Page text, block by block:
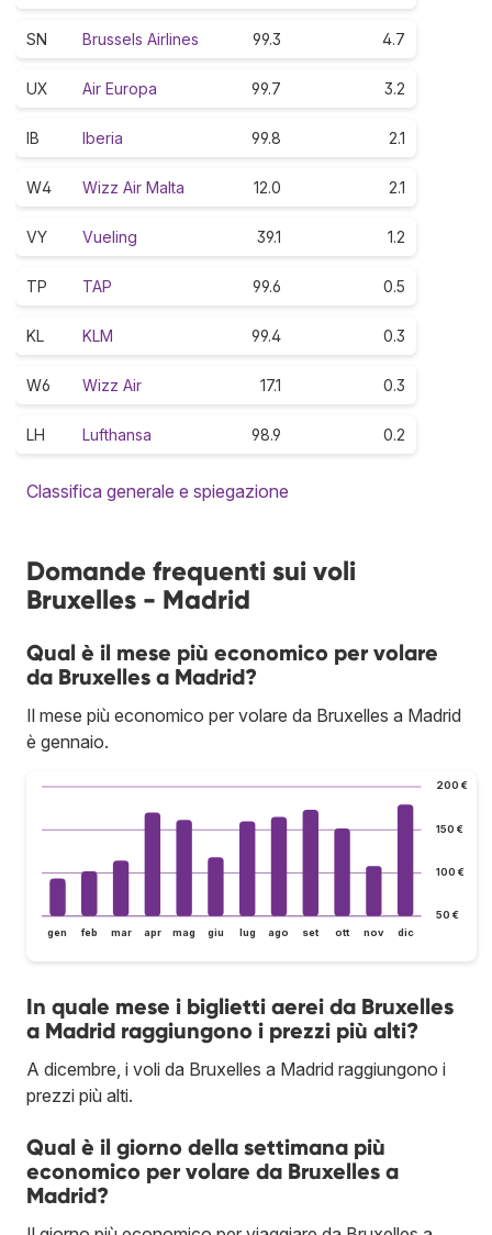
SN Brussels Airlines 99.3 4.7
UX Air Europa 99.7 3.2
IB Iberia 99.8 2.1
W4 Wizz Air Malta 12.0 2.1
VY Vueling 39.1 1.2
TP TAP 99.6 0.5
KL KLM 99.4 0.3
W6 Wizz Air 17.1 0.3
LH Lufthansa 98.9 0.2
Classifica generale e spiegazione
Domande frequenti sui voli
Bruxelles - Madrid
Qual è il mese più economico per volare
da Bruxelles a Madrid?
Il mese più economico per volare da Bruxelles a Madrid
è gennaio.
50 €
100 €
150 €
200 €
gen feb mar apr mag giu lug ago set ott nov dic
In quale mese i biglietti aerei da Bruxelles
a Madrid raggiungono i prezzi più alti?
A dicembre, i voli da Bruxelles a Madrid raggiungono i
prezzi più alti.
Qual è il giorno della settimana più
economico per volare da Bruxelles a
Madrid?